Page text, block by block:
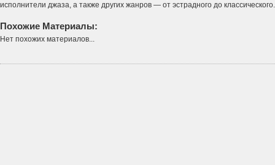
исполнители джаза, а также других жанров — от эстрадного до классического.
Похожие Материалы:
Нет похожих материалов...